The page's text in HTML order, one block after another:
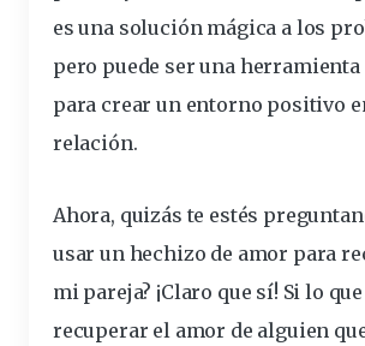
es una solución mágica a los
pero puede ser una herramienta
para crear un entorno positivo
relación.
Ahora, quizás te estés
usar un hechizo de amor para
mi pareja? ¡Claro que sí! Si lo
recuperar el amor de alguien